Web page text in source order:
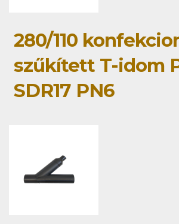
280/110
szűkített T-idom
SDR17 PN6